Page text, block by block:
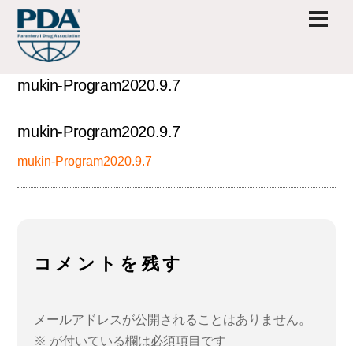
Skip
content
mukin-Program2020.9.7
mukin-Program2020.9.7
mukin-Program2020.9.7
コメントを残す
メールアドレスが公開されることはありません。
※ が付いている欄は必須項目です